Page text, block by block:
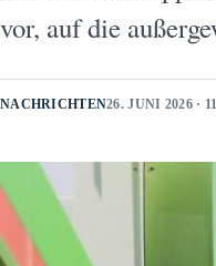
vor, auf die
NACHRICHTEN26. JUNI 2026 ·